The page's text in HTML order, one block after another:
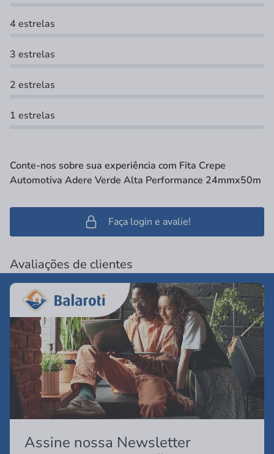
4 estrelas
3 estrelas
2 estrelas
1 estrelas
Conte-nos sobre sua experiência com Fita Crepe
Automotiva Adere Verde Alta Performance 24mmx50m
Faça login e avalie!
Avaliações de clientes
Assine nossa Newsletter